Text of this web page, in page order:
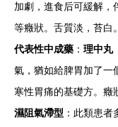
加劇，進食后可緩解，
等癥狀。舌質淡，苔白。
代表性中成藥 ： 理中丸
氣，猶如給脾胃加了一
寒性胃痛的基礎方。癥
濕阻氣滯型 ：此類患